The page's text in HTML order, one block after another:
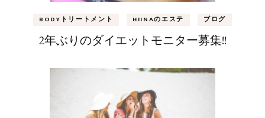
BODYトリートメント HIINAのエステ ブログ
2年ぶりのダイエットモニター募集!!